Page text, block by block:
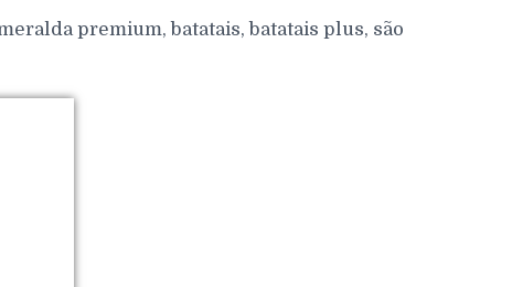
premium, batatais, batatais plus, são